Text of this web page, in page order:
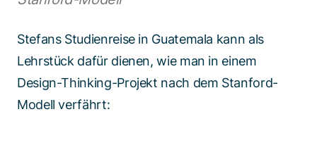
Stefans Studienreise in Guatemala kann als
Lehrstück dafür dienen, wie man in einem
Design-Thinking-Projekt nach dem Stanford-
Modell verfährt: